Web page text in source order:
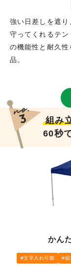
強い日差しを遮
守ってくれるテ
の機能性と耐久
品。
組み
60秒
かん
文字入れ可能 組